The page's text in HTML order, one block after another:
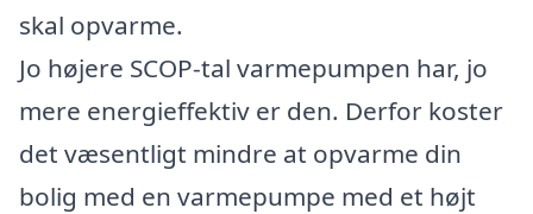
skal opvarme.
Jo højere SCOP-tal varmepumpen har, jo
mere energieffektiv er den. Derfor koster
det væsentligt mindre at opvarme din
bolig med en varmepumpe med et højt